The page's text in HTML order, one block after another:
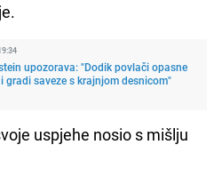
upozorava: "Dodik povlači opasne
gradi saveze s krajnjom desnicom"
uspjehe nosio s mišlju